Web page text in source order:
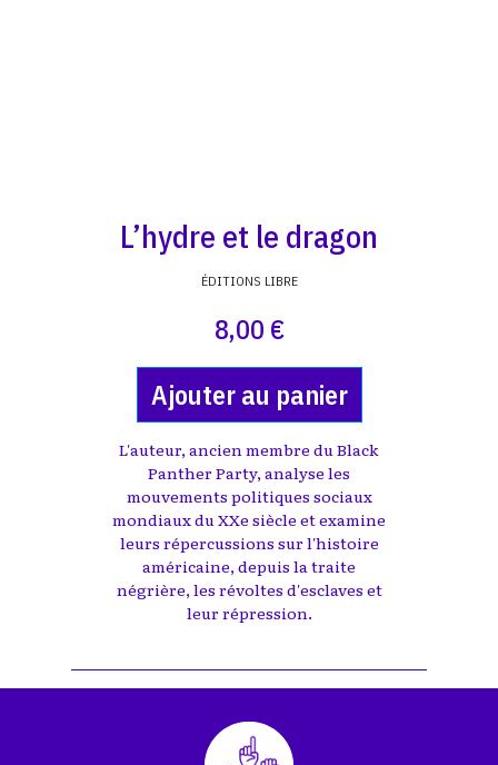
L’hydre et le dragon
ÉDITIONS LIBRE
8,00 €
Ajouter au panier
L'auteur, ancien membre du Black
Panther Party, analyse les
mouvements politiques sociaux
mondiaux du XXe siècle et examine
leurs répercussions sur l'histoire
américaine, depuis la traite
négrière, les révoltes d'esclaves et
leur répression.